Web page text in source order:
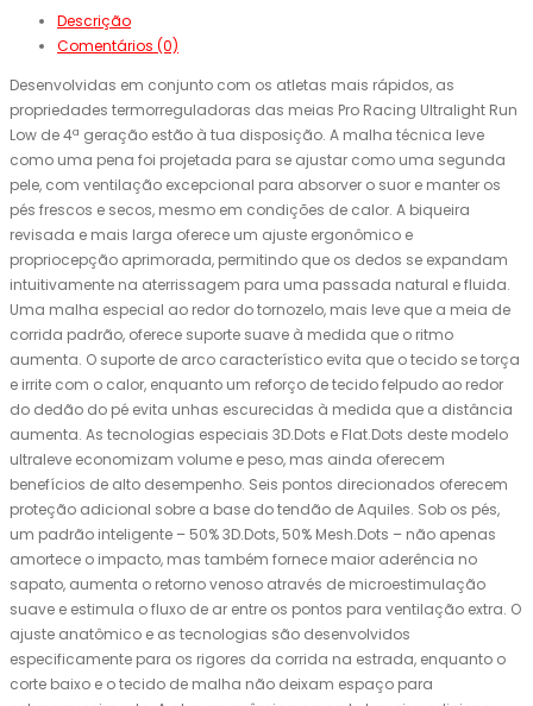
Descrição
Comentários (0)
Desenvolvidas em conjunto com os atletas mais rápidos, as
propriedades termorreguladoras das meias Pro Racing Ultralight Run
Low de 4ª geração estão à tua disposição. A malha técnica leve
como uma pena foi projetada para se ajustar como uma segunda
pele, com ventilação excepcional para absorver o suor e manter os
pés frescos e secos, mesmo em condições de calor. A biqueira
revisada e mais larga oferece um ajuste ergonômico e
propriocepção aprimorada, permitindo que os dedos se expandam
intuitivamente na aterrissagem para uma passada natural e fluida.
Uma malha especial ao redor do tornozelo, mais leve que a meia de
corrida padrão, oferece suporte suave à medida que o ritmo
aumenta. O suporte de arco característico evita que o tecido se torça
e irrite com o calor, enquanto um reforço de tecido felpudo ao redor
do dedão do pé evita unhas escurecidas à medida que a distância
aumenta. As tecnologias especiais 3D.Dots e Flat.Dots deste modelo
ultraleve economizam volume e peso, mas ainda oferecem
benefícios de alto desempenho. Seis pontos direcionados oferecem
proteção adicional sobre a base do tendão de Aquiles. Sob os pés,
um padrão inteligente – 50% 3D.Dots, 50% Mesh.Dots – não apenas
amortece o impacto, mas também fornece maior aderência no
sapato, aumenta o retorno venoso através de microestimulação
suave e estimula o fluxo de ar entre os pontos para ventilação extra. O
ajuste anatômico e as tecnologias são desenvolvidos
especificamente para os rigores da corrida na estrada, enquanto o
corte baixo e o tecido de malha não deixam espaço para